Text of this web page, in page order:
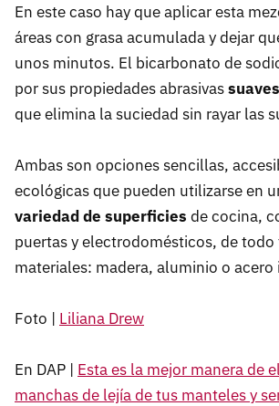
En este caso hay que aplicar esta
áreas con grasa acumulada y dejar
unos minutos. El bicarbonato de
por sus propiedades abrasivassuaves
que elimina la suciedad sin rayar las
Ambas son opciones sencillas,
ecológicas que pueden utilizarse en
variedad de superficies de cocina,
puertas y electrodomésticos, de todo
materiales: madera, aluminio o
Foto | Liliana Drew
En DAP | Esta es la mejor manera de
manchas de lejía de tus manteles y